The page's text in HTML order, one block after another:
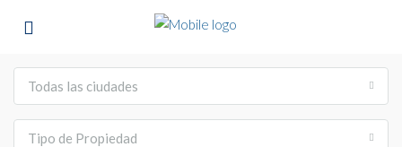
Todas las ciudades
Tipo de Propiedad